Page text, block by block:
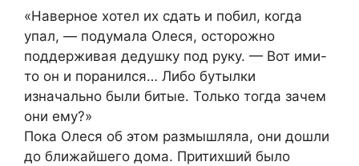
«Наверное хотел их сдать и побил, когда
упал, — подумала Олеся, осторожно
поддерживая дедушку под руку. — Вот ими-
то он и поранился… Либо бутылки
изначально были битые. Только тогда зачем
они ему?»
Пока Олеся об этом размышляла, они дошли
до ближайшего дома. Притихший было